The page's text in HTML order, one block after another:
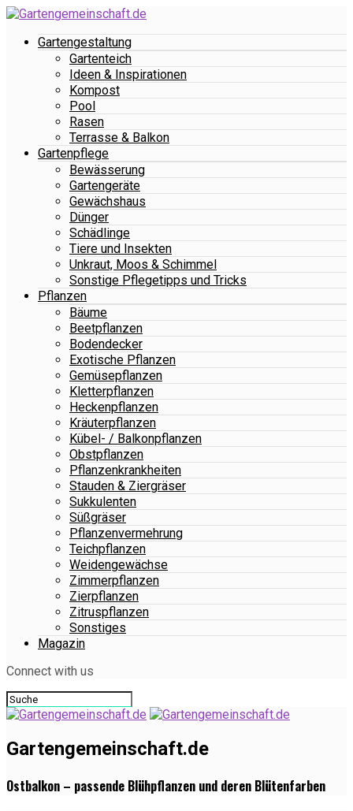
Gartengestaltung
Gartenteich
Ideen & Inspirationen
Kompost
Pool
Rasen
Terrasse & Balkon
Gartenpflege
Bewässerung
Gartengeräte
Gewächshaus
Dünger
Schädlinge
Tiere und Insekten
Unkraut, Moos & Schimmel
Sonstige Pflegetipps und Tricks
Pflanzen
Bäume
Beetpflanzen
Bodendecker
Exotische Pflanzen
Gemüsepflanzen
Kletterpflanzen
Heckenpflanzen
Kräuterpflanzen
Kübel- / Balkonpflanzen
Obstpflanzen
Pflanzenkrankheiten
Stauden & Ziergräser
Sukkulenten
Süßgräser
Pflanzenvermehrung
Teichpflanzen
Weidengewächse
Zimmerpflanzen
Zierpflanzen
Zitruspflanzen
Sonstiges
Magazin
Connect with us
Gartengemeinschaft.de
Ostbalkon – passende Blühpflanzen und deren Blütenfarben